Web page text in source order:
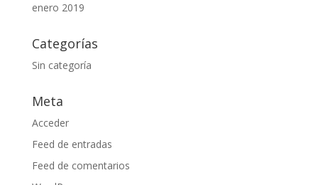
enero 2019
Categorías
Sin categoría
Meta
Acceder
Feed de entradas
Feed de comentarios